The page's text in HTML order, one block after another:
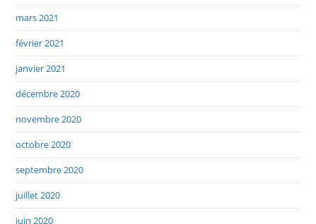
mars 2021
février 2021
janvier 2021
décembre 2020
novembre 2020
octobre 2020
septembre 2020
juillet 2020
juin 2020